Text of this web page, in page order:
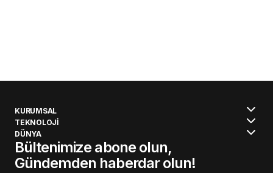
KURUMSAL
TEKNOLOJİ
DÜNYA
Bültenimize abone olun,
Gündemden haberdar olun!